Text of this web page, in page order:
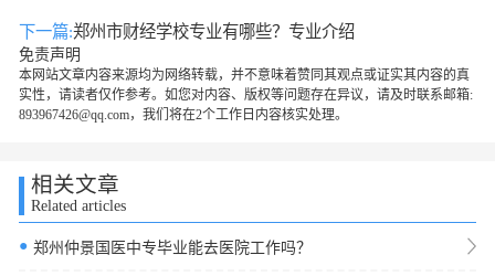
下一篇:郑州市财经学校专业有哪些？专业介绍
免责声明
本网站文章内容来源均为网络转载，并不意味着赞同其观点或证实其内容的真
实性，请读者仅作参考。如您对内容、版权等问题存在异议，请及时联系邮箱:
893967426@qq.com，我们将在2个工作日内容核实处理。
相关文章
Related articles
● 郑州仲景国医中专毕业能去医院工作吗？